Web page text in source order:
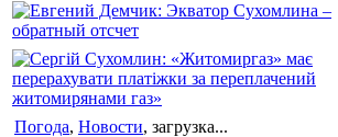
Погода, Новости, загрузка...